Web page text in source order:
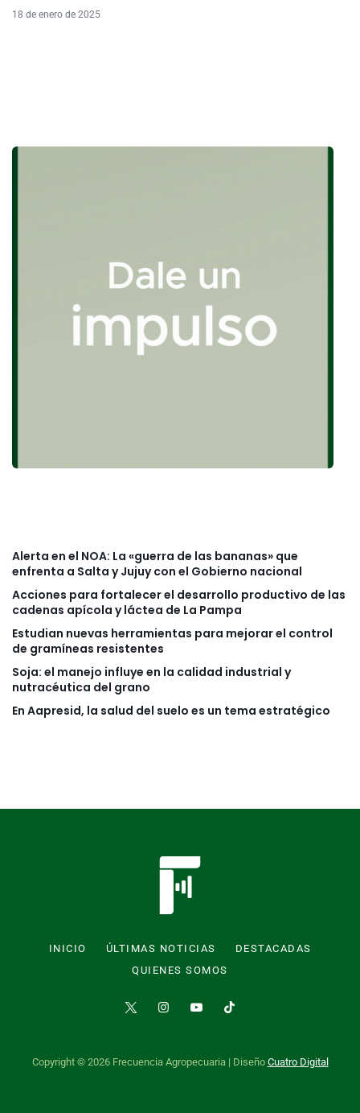
18 de enero de 2025
Alerta en el NOA: La «guerra de las bananas» que
enfrenta a Salta y Jujuy con el Gobierno nacional
Acciones para fortalecer el desarrollo productivo de las
cadenas apícola y láctea de La Pampa
Estudian nuevas herramientas para mejorar el control
de gramíneas resistentes
Soja: el manejo influye en la calidad industrial y
nutracéutica del grano
En Aapresid, la salud del suelo es un tema estratégico
INICIO ÚLTIMAS NOTICIAS
DESTACADAS
QUIENES SOMOS
Copyright © 2026 Frecuencia Agropecuaria | Diseño Cuatro Digital